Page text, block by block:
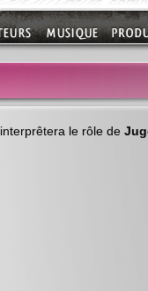
interprêtera le rôle de